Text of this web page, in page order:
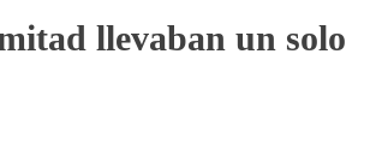
llevaban un solo